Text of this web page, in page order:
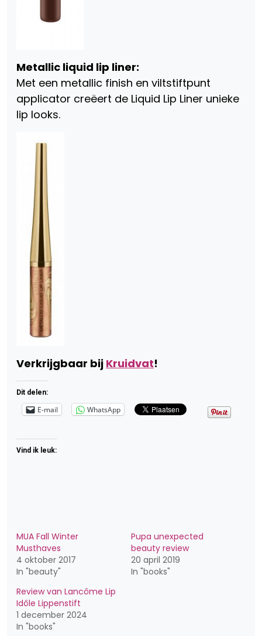
Metallic liquid lip liner:
Met een metallic finish en viltstiftpunt
applicator creëert de Liquid Lip Liner unieke
lip looks.
Verkrijgbaar bij Kruidvat!
Dit delen:
E-mail WhatsApp
Vind ik leuk:
MUA Fall Winter
Musthaves
4 oktober 2017
In "beauty"
Pupa unexpected
beauty review
20 april 2019
In "books"
Review van Lancôme Lip
Idôle Lippenstift
1 december 2024
In "books"